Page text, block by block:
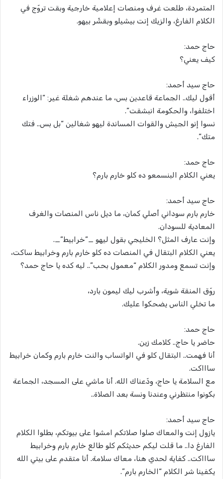
المتمردة، طلعت غرف ومنصات إعلامية خارجية وبقت تروّج في
الكلام الفارغ، والزيك إنت بيشيلو وبقشّر بيهو.
حاج حمد:
كيف يعني؟
حاج سيد أحمد:
أقول ليك.. الجماعة قاعدين بس، ما عندهم شغلة غير: “الوزراء
اختلفوا، والحكومة انبشقت”.
نسوا إنو الجيش والقوات المساندة ليهو شغالين “بل بس.. فتك
متك”.
حاج حمد:
يعني الكلام البنسمعو ده كلو خارم بارم؟
حاج سيد أحمد:
خارم بارم سوداني أصلي كمان، ما ديل ناس المنصات والغرف
المعادية للسودان.
وإنت عارف المثل؟ الخليجي بقول ليهو _”خرابيط”_.
يعني الكلام البتقال في المنصات ده كلو خارم بارم وخرابيط ساكت،
وإنت تسمع ومدور الكلام “معمول بحب”.. ليه كده يا حاج حمد؟
روّق المنقة شوية، وأشرب ليك ليمون بارد،
ما تخلي الناس يضحكوا عليك.
حاج حمد:
حاضر يا حاج.. كلامك زين.
أنا فهمت.. البتقال كلو في الواتساب والنت خارم بارم وكمان خرابيط
ساااكت.
مع السلامة يا حاج، ودّعناك الله. أنا ماشي على المسجد، الجماعة
بكونوا منتظرني وعندنا ونسة بعد الصلاة..
حاج سيد أحمد:
يازول إنت والمعاك صلوا صلاتكم امشوا على بيوتكم، بطلوا الكلام
الفارغ دا.. ما قلت ليكم حديثكم كلو طالع خارم بارم وخرابيط
ساااكت.. كفاية لحدي هنا، معاك سلامة. أنا متقدم على بيتي الله
يكفينا شر الكلام “الخارم بارم”.